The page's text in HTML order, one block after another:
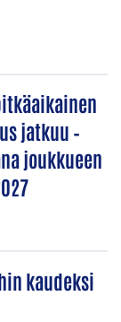
jatkuu –
joukkueen
kaudeksi